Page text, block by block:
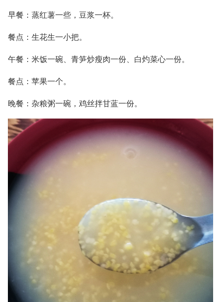
早餐：蒸红薯一些，豆浆一杯。
餐点：生花生一小把。
午餐：米饭一碗、青笋炒瘦肉一份、白灼菜心一份。
餐点：苹果一个。
晚餐：杂粮粥一碗，鸡丝拌甘蓝一份。